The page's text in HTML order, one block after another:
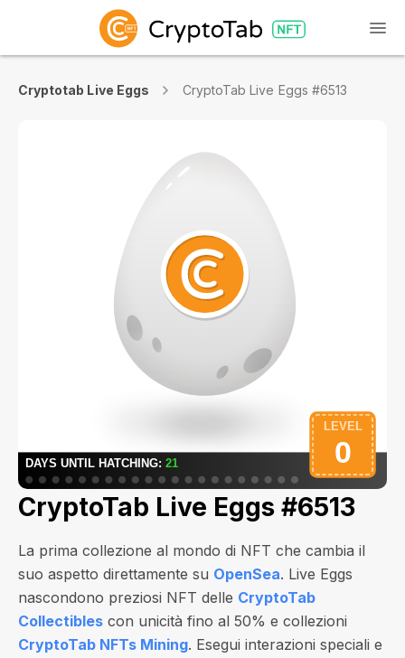
Cryptotab Live Eggs CryptoTab Live Eggs #6513
CryptoTab Live Eggs #6513
La prima collezione al mondo di NFT che cambia il
suo aspetto direttamente su OpenSea. Live Eggs
nascondono preziosi NFT delle CryptoTab
Collectibles con unicità fino al 50% e collezioni
CryptoTab NFTs Mining. Esegui interazioni speciali e